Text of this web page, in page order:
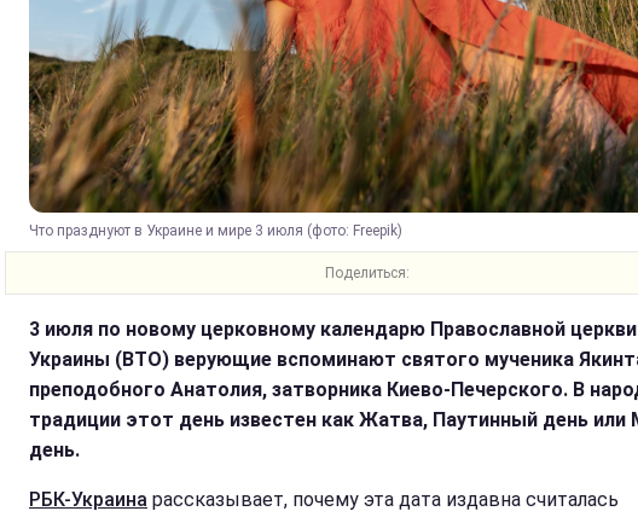
Что празднуют в Украине и мире 3 июля (фото: Freepik)
Поделиться:
3 июля по новому церковному календарю Православной церкви
Украины (ВТО) верующие вспоминают святого мученика
преподобного Анатолия, затворника Киево-Печерского. В
традиции этот день известен как Жатва, Паутинный день или
день.
РБК-Украина рассказывает, почему эта дата издавна считалась